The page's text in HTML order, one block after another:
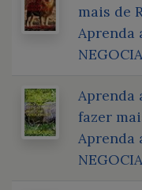
mais de
Aprenda
Aprenda
fazer
Aprenda